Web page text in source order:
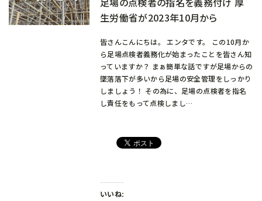
生労働省が2023年10月から
皆さんこんにちは。 エンタです。 この10月か
ら足場点検者義務化が始まったことを皆さん知
っていますか？ まぁ簡単な話ですが足場からの
墜落落下が多いから足場の安全管理をしっかり
しましょう！ その為に、足場の点検者を指名
し責任をもって点検しまし…
いいね: